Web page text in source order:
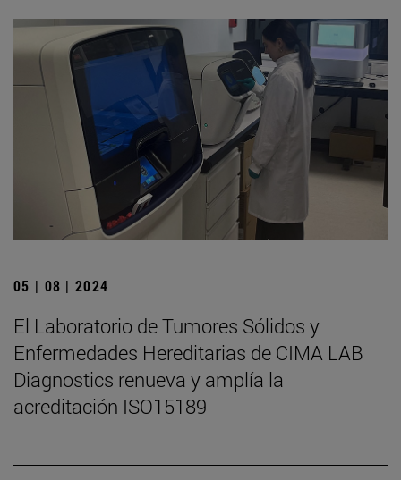
05 | 08 | 2024
El Laboratorio de Tumores Sólidos y
Enfermedades Hereditarias de CIMA LAB
Diagnostics renueva y amplía la
acreditación ISO15189